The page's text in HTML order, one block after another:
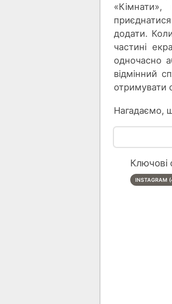
додати.
частині
одночасно
відмінний
отримувати
Нагадаємо,
Ключові
INSTAGRAM